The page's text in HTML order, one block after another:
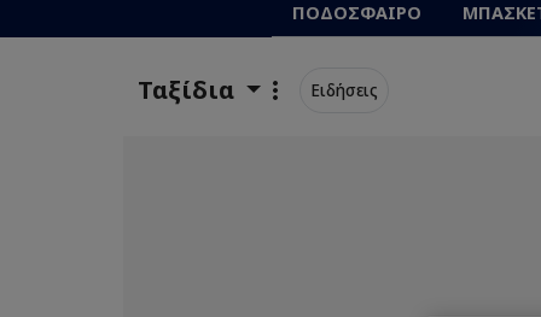
ΠΟΔΟΣΦΑΙΡΟ
Ταξίδια Ειδήσεις